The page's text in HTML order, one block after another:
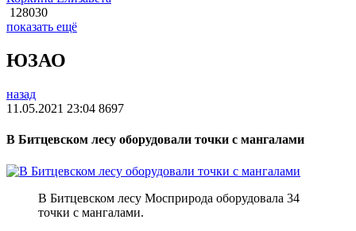
128030
показать ещё
ЮЗАО
назад
11.05.2021 23:04 8697
В Битцевском лесу оборудовали точки с мангалами
В Битцевском лесу Мосприрода оборудовала 34
точки с мангалами.